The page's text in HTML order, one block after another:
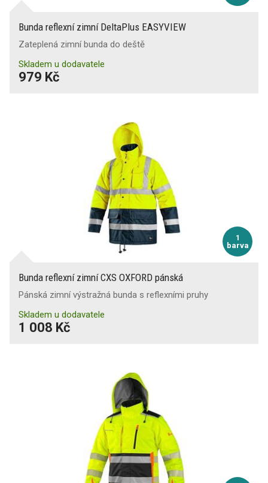
Bunda reflexní zimní DeltaPlus EASYVIEW
Zateplená zimní bunda do deště
Skladem u dodavatele
979 Kč
1
barva
Bunda reflexní zimní CXS OXFORD pánská
Pánská zimní výstražná bunda s reflexními pruhy
Skladem u dodavatele
1 008 Kč